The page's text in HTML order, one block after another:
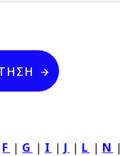
F | G | I | J | L | N |